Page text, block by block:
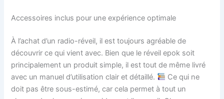
Accessoires inclus pour une expérience optimale
À l’achat d’un radio-réveil, il est toujours agréable de
découvrir ce qui vient avec. Bien que le réveil epok soit
principalement un produit simple, il est tout de même livré
avec un manuel d’utilisation clair et détaillé.
Ce qui ne
doit pas être sous-estimé, car cela permet à tout un